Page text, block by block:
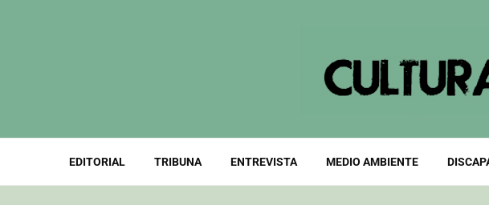
EDITORIAL TRIBUNA ENTREVISTA MEDIO AMBIENTE